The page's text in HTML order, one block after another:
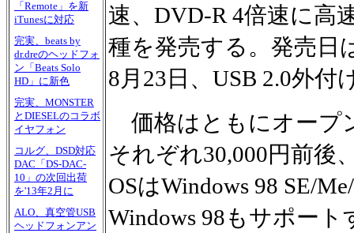
「Remote」を新
iTunesに対応
完実、beats by
dr.dreのヘッドフォ
ン「Beats Solo
HD」に新色
完実、MONSTER
とDIESELのコラボ
イヤフォン
コルグ、DSD対応
DAC「DS-DAC-
10」の次回出荷
を'13年2月に
ALO、真空管USB
ヘッドフォンアン
速、DVD-R 4倍速に高
種を発売する。発売日
8月23日、USB 2.0外付
価格はともにオープ
それぞれ30,000円前後
OSはWindows 98 SE/
Windows 98もサポート